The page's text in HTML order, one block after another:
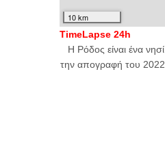
TimeLapse 24h
Η Ρόδος είναι ένα νησί
την απογραφή του 2022